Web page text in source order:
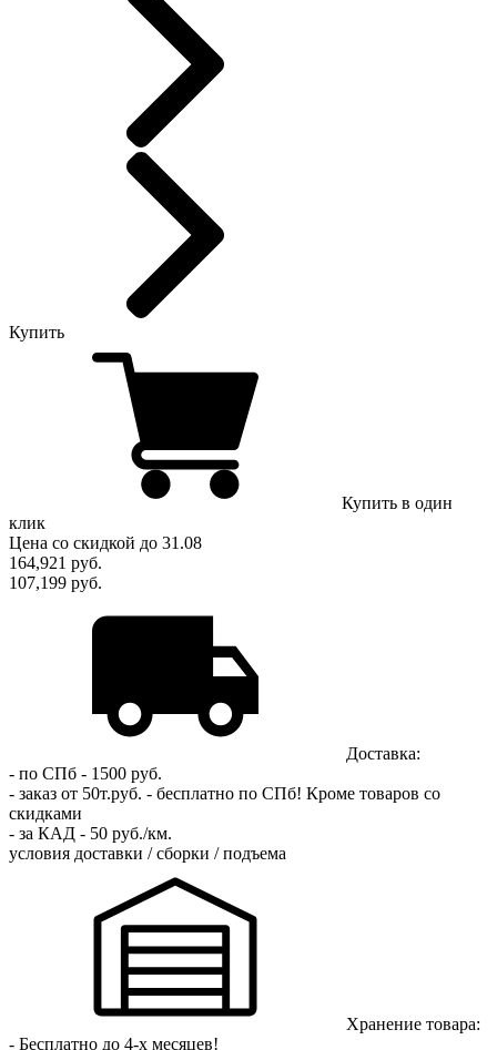
Купить
Купить в один
клик
Цена со скидкой до 31.08
164,921 руб.
107,199 руб.
Доставка:
- по СПб - 1500 руб.
- заказ от 50т.руб. - бесплатно по СПб! Кроме товаров со
скидками
- за КАД - 50 руб./км.
условия доставки / сборки / подъема
Хранение товара:
- Бесплатно до 4-х месяцев!